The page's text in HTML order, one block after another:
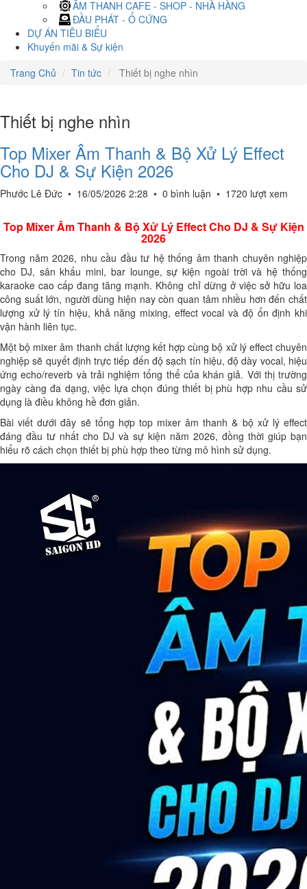
ÂM THANH CAFE - SHOP - NHÀ HÀNG
ĐẦU PHÁT - Ổ CỨNG
DỰ ÁN TIÊU BIỂU
Khuyến mãi & Sự kiện
Trang Chủ
Tin tức Thiết bị nghe nhìn
Thiết bị nghe nhìn
Top Mixer Âm Thanh & Bộ Xử Lý Effect
Cho DJ & Sự Kiện 2026
Phước Lê Đức • 16/05/2026 2:28 • 0 bình luận • 1720 lượt xem
Top Mixer Âm Thanh & Bộ Xử Lý Effect Cho DJ & Sự Kiện
2026
Trong năm 2026, nhu cầu đầu tư hệ thống âm thanh chuyên nghiệp
cho DJ, sân khấu mini, bar lounge, sự kiện ngoài trời và hệ thống
karaoke cao cấp đang tăng mạnh. Không chỉ dừng ở việc sở hữu loa
công suất lớn, người dùng hiện nay còn quan tâm nhiều hơn đến chất
lượng xử lý tín hiệu, khả năng mixing, effect vocal và độ ổn định khi
vận hành liên tục.
Một bộ mixer âm thanh chất lượng kết hợp cùng bộ xử lý effect chuyên
nghiệp sẽ quyết định trực tiếp đến độ sạch tín hiệu, độ dày vocal, hiệu
ứng echo/reverb và trải nghiệm tổng thể của khán giả. Với thị trường
ngày càng đa dạng, việc lựa chọn đúng thiết bị phù hợp nhu cầu sử
dụng là điều không hề đơn giản.
Bài viết dưới đây sẽ tổng hợp top mixer âm thanh & bộ xử lý effect
đáng đầu tư nhất cho DJ và sự kiện năm 2026, đồng thời giúp bạn
hiểu rõ cách chọn thiết bị phù hợp theo từng mô hình sử dụng.